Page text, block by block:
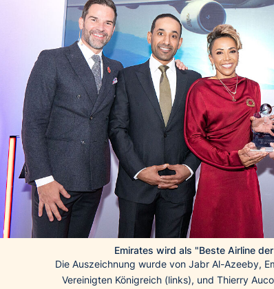
Emirates wird als "Beste Airline
Die Auszeichnung wurde von Jabr Al-Azeeby,
Vereinigten Königreich (links), und Thierry